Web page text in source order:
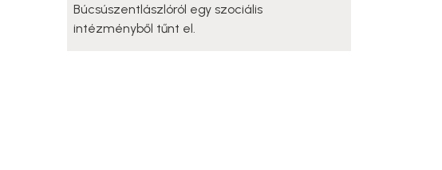
Búcsúszentlászlóról egy szociális
intézményből tűnt el.